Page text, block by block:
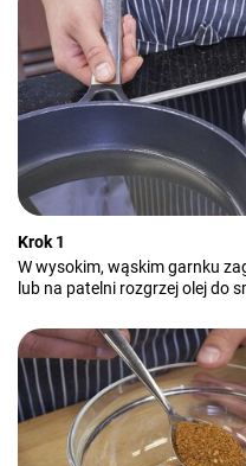
Krok 1
W wysokim, wąskim garnku
lub na patelni rozgrzej olej do